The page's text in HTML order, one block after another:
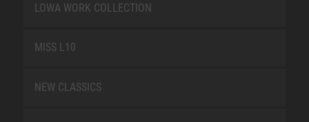
LOWA WORK COLLECTION
MISS L10
NEW CLASSICS